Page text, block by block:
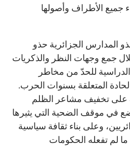
جميع الأطراف وأصولها
المدارس الجزائرية حذو
جمع وجهات النظر والذكريات
للحدّ من مخاطر
المتعلقة بسنوات الحرب.
على تخفيف مشاعر الظلم
في موقف الضحية التي يثيرها
وعلى بناء ثقافة سياسية
لم تفعله الحكومات